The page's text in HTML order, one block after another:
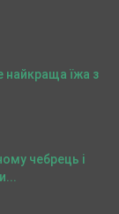
найкраща їжа з
чебрець і